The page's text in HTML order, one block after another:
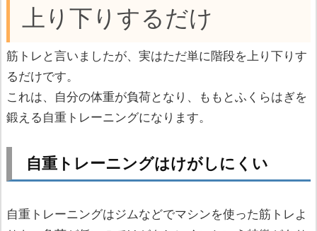
上り下りするだけ
筋トレと言いましたが、実はただ単に階段を上り下りす
るだけです。
これは、自分の体重が負荷となり、ももとふくらはぎを
鍛える自重トレーニングになります。
自重トレーニングはけがしにくい
自重トレーニングはジムなどでマシンを使った筋トレよ